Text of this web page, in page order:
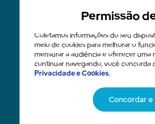
respeito e conhecimento
Permissão
Coletamos informações do seu
meio de cookies para melhorar o
mensurar a audiência e oferecer uma
continuar navegando, você concorda
Privacidade e Cookies
Concordar e